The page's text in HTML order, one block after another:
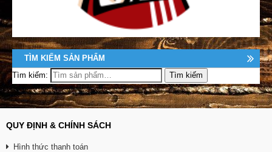
TÌM KIẾM SẢN PHẨM
Tìm kiếm:
QUY ĐỊNH & CHÍNH SÁCH
Hình thức thanh toán